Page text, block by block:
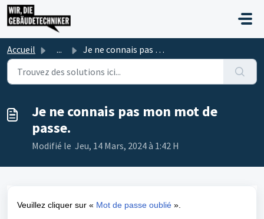
Passer au contenu principal
Accueil ... Je ne connais pas mon mot de passe.
Je ne connais pas mon mot de
passe.
Modifié le Jeu, 14 Mars, 2024 à 1:42 H
Veuillez cliquer sur « Mot de passe oublié ».